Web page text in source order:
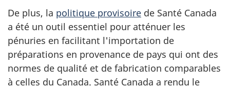
De plus, la politique provisoire de Santé Canada
a été un outil essentiel pour atténuer les
pénuries en facilitant l'importation de
préparations en provenance de pays qui ont des
normes de qualité et de fabrication comparables
à celles du Canada. Santé Canada a rendu le